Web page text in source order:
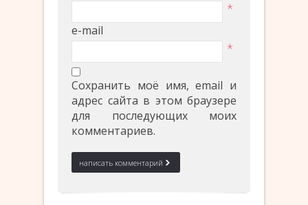
*
e-mail
*
Сохранить моё имя, email и
адрес сайта в этом браузере
для последующих моих
комментариев.